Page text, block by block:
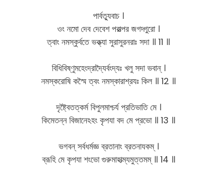
পার্বত্যুবাচ ।
ওং নমো দেব দেবেশ পরাত্পর জগদ্গুরো ।
ত্বাং নমস্কুর্বতে ভক্ত্যা সুরাসুরনরাঃ সদা ॥ 11 ॥
বিধিবিষ্ণুমহেংদ্রাদ্যৈর্বংদ্যঃ খলু সদা ভবান্ ।
নমস্করোষি কস্মৈ ত্বং নমস্কারাশ্রযঃ কিল ॥ 12 ॥
দৃষ্ট্বৈতত্কর্ম বিপুলমাশ্চর্য প্রতিভাতি মে ।
কিমেতন্ন বিজানেঽহং কৃপযা বদ মে প্রভো ॥ 13 ॥
ভগবন্ সর্বধর্মজ্ঞ ব্রতানাং ব্রতনাযকম্ ।
ব্রূহি মে কৃপযা শংভো গুরুমাহাত্ম্যমুত্তমম্ ॥ 14 ॥